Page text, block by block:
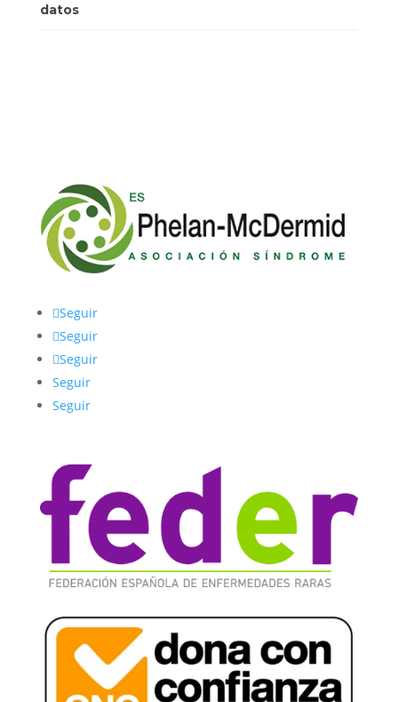
datos
Seguir
Seguir
Seguir
Seguir
Seguir